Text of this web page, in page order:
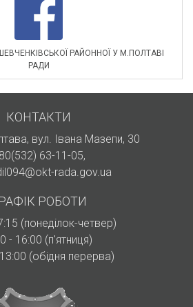
РАЙОННОЇ У М.ПОЛТАВІ
РАДИ
КОНТАКТИ
вул. Івана Мазепи, 30
63-11-05,
rada.gov.ua
РОБОТИ
(понеділок-четвер)
- 16:00 (п'ятниця)
(обідня перерва)